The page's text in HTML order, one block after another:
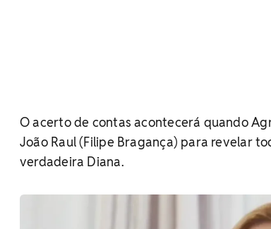
O acerto de contas acontecerá quando
João Raul (Filipe Bragança) para revelar
verdadeira Diana.